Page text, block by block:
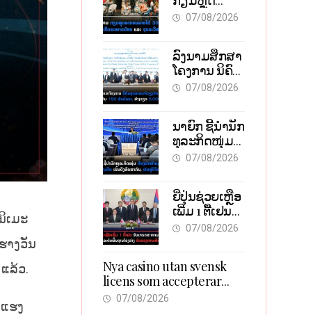
ເມະ
າງວັນ
ລ້ວ.
ຮງ
ອາກອນລາຍ
ຂະໜາດນ້ອຍ
ແລະ ຈຸນລະ
ວິສາຫະກິດ
07/08/2026
ລົງນາມສຶກສາ
ໂຄງການ ນິຄົມ
ອຸດສາຫະກຳ
ທຶນ 150 ລ້ານ
ໂດລາ, ສ້າງ
ວຽກ 5.000
07/08/2026
ນາຍົກ ຊີ້ນຳນັກ
ທຸລະກິດໜຸ່ມ
ຕ້ອງນຳໜ້າແກ້
ເນັ້ນດຶງທຶນ
ສາກົນ, ຫັນສູ່
ດິຈິຕອນ
07/08/2026
ຍີ່ປຸ່ນຊ່ວຍເຫຼືອ
ເພີ່ມ 1 ຕື້ເຢນ
ອັບເກຣດ
ການເຕີບໂຕ
07/08/2026
Nya casino utan svensk
licens som accepterar
Swish: En jämförelse
07/08/2026